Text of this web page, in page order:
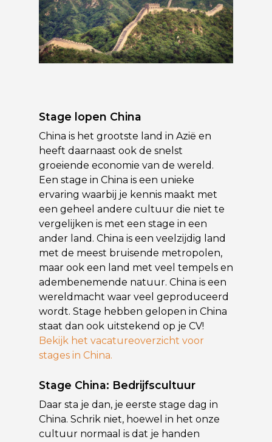
Stage lopen China
China is het grootste land in Azië en
heeft daarnaast ook de snelst
groeiende economie van de wereld.
Een stage in China is een unieke
ervaring waarbij je kennis maakt met
een geheel andere cultuur die niet te
vergelijken is met een stage in een
ander land. China is een veelzijdig land
met de meest bruisende metropolen,
maar ook een land met veel tempels en
adembenemende natuur. China is een
wereldmacht waar veel geproduceerd
wordt. Stage hebben gelopen in China
staat dan ook uitstekend op je CV!
Bekijk het vacatureoverzicht voor
stages in China.
Stage China: Bedrijfscultuur
Daar sta je dan, je eerste stage dag in
China. Schrik niet, hoewel in het onze
cultuur normaal is dat je handen